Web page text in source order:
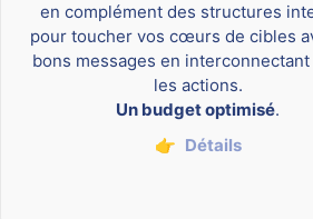
en complément des structures
pour toucher vos cœurs de cibles
bons messages en
les actions.
Un budget optimisé.
👉 Détails